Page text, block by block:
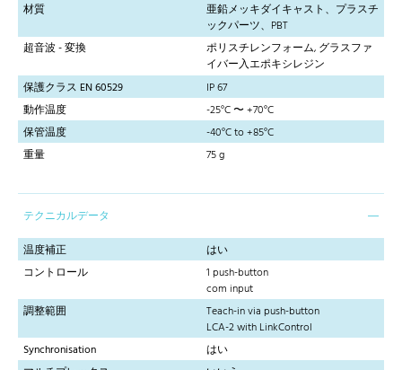
材質
亜鉛メッキダイキャスト、プラスチ
ックパーツ、PBT
超音波 - 変換
ポリスチレンフォーム, グラスファ
イバー入エポキシレジン
保護クラス EN 60529
IP 67
動作温度
-25°C 〜 +70°C
保管温度
-40°C to +85°C
重量
75 g
テクニカルデータ
温度補正
はい
コントロール
1 push-button
com input
調整範囲
Teach-in via push-button
LCA-2 with LinkControl
Synchronisation
はい